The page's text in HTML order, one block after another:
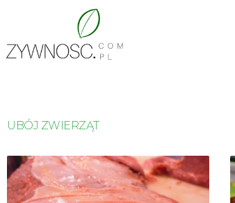
UBÓJ ZWIERZĄT